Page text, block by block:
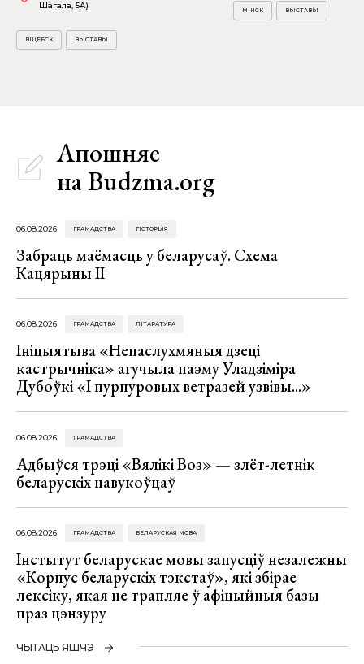
Шагала, 5А)
ВІЦЕБСК ВЫСТАВЫ
МІНСК ВЫСТАВЫ
Апошняе
на Budzma.org
06.08.2026 ГРАМАДСТВА ГІСТОРЫЯ
Забраць маёмасць у беларусаў. Схема
Кацярыны ІІ
06.08.2026 ГРАМАДСТВА ЛІТАРАТУРА
Ініцыятыва «Непаслухмяныя дзеці
кастрычніка» агучыла паэму Уладзіміра
Дубоўкі «І пурпуровых ветразей узвівы...»
06.08.2026 ГРАМАДСТВА
Адбыўся трэці «Вялікі Воз» — злёт-летнік
беларускіх навукоўцаў
06.08.2026 ГРАМАДСТВА БЕЛАРУСКАЯ МОВА
Інстытут беларускае мовы запусціў незалежны
«Корпус беларускіх тэкстаў», які збірае
лексіку, якая не трапляе ў афіцыйныя базы
праз цэнзуру
ЧЫТАЦЬ ЯШЧЭ